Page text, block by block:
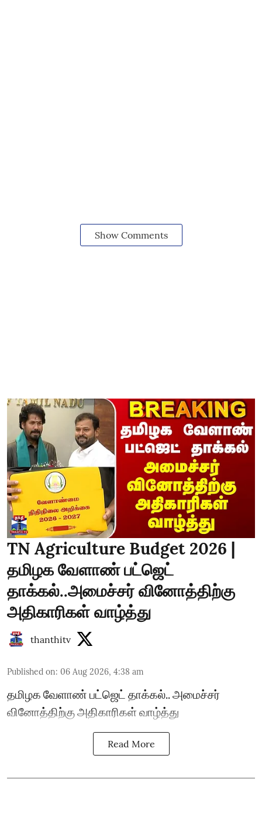
Show Comments
TN Agriculture Budget 2026 |
தமிழக வேளாண் பட்ஜெட்
தாக்கல்..அமைச்சர் வினோத்திற்கு
அதிகாரிகள் வாழ்த்து
thanthitv
Published on: 06 Aug 2026, 4:38 am
தமிழக வேளாண் பட்ஜெட் தாக்கல்.. அமைச்சர்
வினோத்திற்கு அதிகாரிகள் வாழ்த்து
Read More